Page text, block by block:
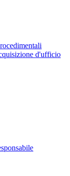
d'ufficio